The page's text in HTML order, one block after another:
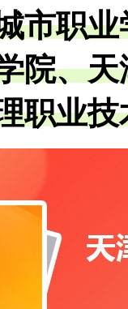
市职
院、
职业